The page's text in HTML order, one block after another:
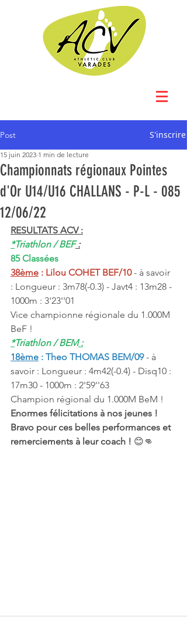
Post S'inscrire
Championnats régionaux Pointes
d'Or U14/U16 CHALLANS - P-L - 085
12/06/22
15 juin 2023 1 min de lecture
RESULTATS ACV :
*Triathlon / BEF :
85 Classées
38ème : Lilou COHET BEF/10 - à savoir
: Longueur : 3m78(-0.3) - Javt4 : 13m28 -
1000m : 3'23''01
Vice championne régionale du 1.000M
BeF !
*Triathlon / BEM :
18ème : Theo THOMAS BEM/09 - à
savoir : Longueur : 4m42(-0.4) - Disq10 :
17m30 - 1000m : 2'59''63
Champion régional du 1.000M BeM !
Enormes félicitations à nos jeunes !
Bravo pour ces belles performances et
remerciements à leur coach ! 😊👊